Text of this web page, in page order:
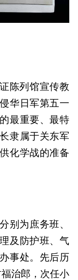
陈列馆宣传教
华日军第五一
最重要、最特
隶属于关东军
化学战的准备
别为庶务班、
及防护班、气
事处。先后历
治郎，次任小